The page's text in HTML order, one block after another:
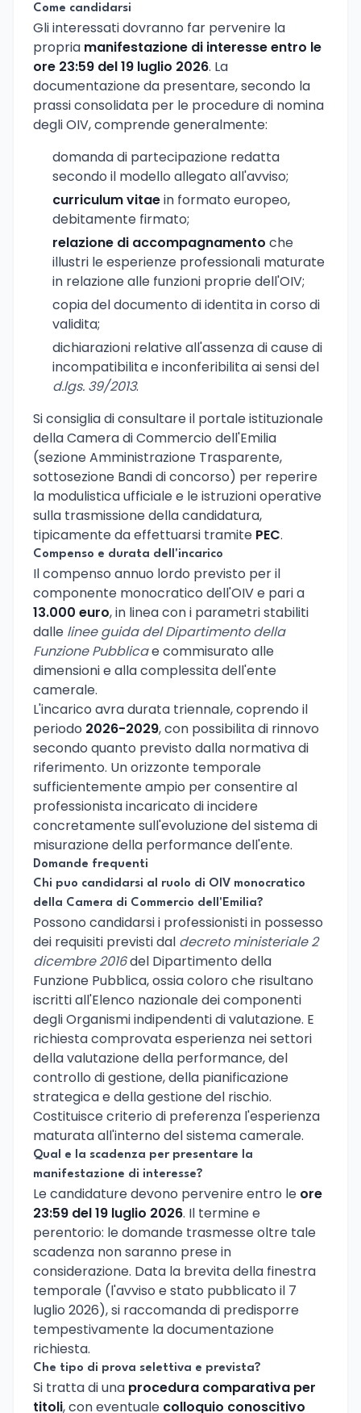
Come candidarsi
Gli interessati dovranno far pervenire la
propria manifestazione di interesse entro le
ore 23:59 del 19 luglio 2026. La
documentazione da presentare, secondo la
prassi consolidata per le procedure di nomina
degli OIV, comprende generalmente:
domanda di partecipazione redatta
secondo il modello allegato all'avviso;
curriculum vitaein formato europeo,
debitamente firmato;
relazione di accompagnamento che
illustri le esperienze professionali maturate
in relazione alle funzioni proprie dell'OIV;
copia del documento di identita in corso di
validita;
dichiarazioni relative all'assenza di cause di
incompatibilita e inconferibilita ai sensi del
d.lgs. 39/2013.
Si consiglia di consultare il portale istituzionale
della Camera di Commercio dell'Emilia
(sezione Amministrazione Trasparente,
sottosezione Bandi di concorso) per reperire
la modulistica ufficiale e le istruzioni operative
sulla trasmissione della candidatura,
tipicamente da effettuarsi tramite PEC.
Compenso e durata dell'incarico
Il compenso annuo lordo previsto per il
componente monocratico dell'OIV e pari a
13.000 euro, in linea con i parametri stabiliti
dalle linee guida del Dipartimento della
Funzione Pubblicae commisurato alle
dimensioni e alla complessita dell'ente
camerale.
L'incarico avra durata triennale, coprendo il
periodo 2026-2029, con possibilita di rinnovo
secondo quanto previsto dalla normativa di
riferimento. Un orizzonte temporale
sufficientemente ampio per consentire al
professionista incaricato di incidere
concretamente sull'evoluzione del sistema di
misurazione della performance dell'ente.
Domande frequenti
Chi puo candidarsi al ruolo di OIV monocratico
della Camera di Commercio dell'Emilia?
Possono candidarsi i professionisti in possesso
dei requisiti previsti dal decreto ministeriale 2
dicembre 2016del Dipartimento della
Funzione Pubblica, ossia coloro che risultano
iscritti all'Elenco nazionale dei componenti
degli Organismi indipendenti di valutazione. E
richiesta comprovata esperienza nei settori
della valutazione della performance, del
controllo di gestione, della pianificazione
strategica e della gestione del rischio.
Costituisce criterio di preferenza l'esperienza
maturata all'interno del sistema camerale.
Qual e la scadenza per presentare la
manifestazione di interesse?
Le candidature devono pervenire entro le ore
23:59 del 19 luglio 2026. Il termine e
perentorio: le domande trasmesse oltre tale
scadenza non saranno prese in
considerazione. Data la brevita della finestra
temporale (l'avviso e stato pubblicato il 7
luglio 2026), si raccomanda di predisporre
tempestivamente la documentazione
richiesta.
Che tipo di prova selettiva e prevista?
Si tratta di una procedura comparativa per
titoli, con eventuale colloquio conoscitivo